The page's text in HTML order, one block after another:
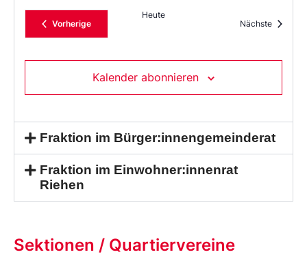
VorherigeVeranstaltungen
Heute
Nächste
Kalender abonnieren
Fraktion im Bürger:innengemeinderat
Fraktion im Einwohner:innenrat
Riehen
Sektionen / Quartiervereine